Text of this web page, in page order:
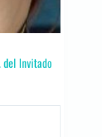
del Invitado